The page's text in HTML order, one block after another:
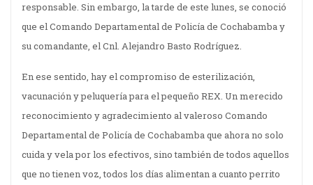
responsable. Sin embargo, la tarde de este lunes, se conoció
que el Comando Departamental de Policía de Cochabamba y
su comandante, el Cnl. Alejandro Basto Rodríguez.
En ese sentido, hay el compromiso de esterilización,
vacunación y peluquería para el pequeño REX. Un merecido
reconocimiento y agradecimiento al valeroso Comando
Departamental de Policía de Cochabamba que ahora no solo
cuida y vela por los efectivos, sino también de todos aquellos
que no tienen voz, todos los días alimentan a cuanto perrito